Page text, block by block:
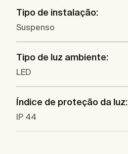
Tipo de instalação:
Suspenso
Tipo de luz ambiente:
LED
Índice de proteção da luz:
IP 44